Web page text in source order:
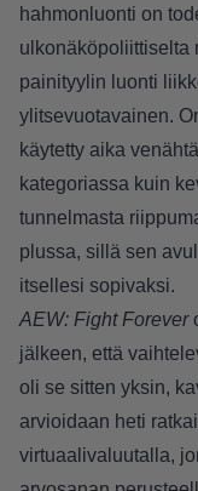
hahmonluonti on
ulkonäköpoliittiselta
painityylin luonti
ylitsevuotavainen.
käytetty aika
kategoriassa kuin
tunnelmasta
plussa, sillä sen
itsellesi sopivaksi.
AEW: Fight Forever
jälkeen, että
oli se sitten yksin,
arvioidaan heti
virtuaalivaluutalla,